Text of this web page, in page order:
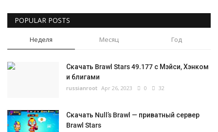
POPULAR POSTS
Неделя Месяц Год
Скачать Brawl Stars 49.177 с Мэйси, Хэнком
и блигами
russianroot Apr 26, 2023 0 32
Скачать Null’s Brawl — приватный сервер
Brawl Stars